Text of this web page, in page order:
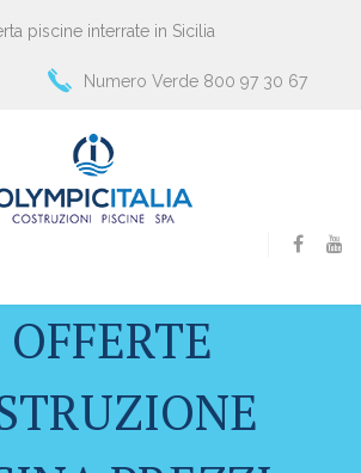
piscine interrate in Sicilia
Numero Verde 800 97 30 67